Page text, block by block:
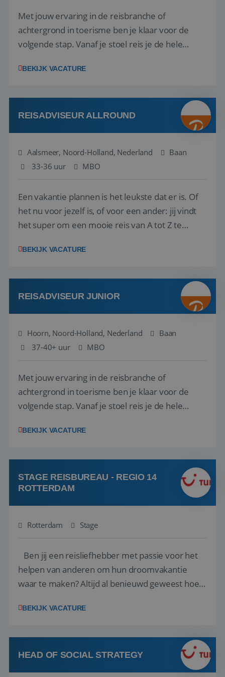
Met jouw ervaring in de reisbranche of
achtergrond in toerisme ben je klaar voor de
volgende stap. Vanaf je stoel reis je de hele
wensen van je team, je klant en wat er in de
klanten te overtuigen om die droomreis te
boeken! ...
BEKIJK VACATURE
REISADVISEUR ALLROUND
Aalsmeer, Noord-Holland, Nederland
Baan
33-36 uur
MBO
Een vakantie plannen is het leukste dat er is. Of
het nu voor jezelf is, of voor een ander: jij vindt
het super om een mooie reis van A tot Z te
vakantiegangers de meest prachtige plekjes op
werken: of het nu gaat om vragen ...
BEKIJK VACATURE
REISADVISEUR JUNIOR
Hoorn, Noord-Holland, Nederland
Baan
37-40+ uur
MBO
Met jouw ervaring in de reisbranche of
achtergrond in toerisme ben je klaar voor de
volgende stap. Vanaf je stoel reis je de hele
wensen van je team, je klant en wat er in de
klanten te overtuigen om die droomreis te
boeken! ...
BEKIJK VACATURE
STAGE REISBUREAU - REGIO 14
ROTTERDAM
Rotterdam Stage
Ben jij een reisliefhebber met passie voor het
helpen van anderen om hun droomvakantie
waar te maken? Altijd al benieuwd geweest hoe
van de grootste reisorganisaties? Dan is een
op zoek naar een enthousiaste, leergie...
BEKIJK VACATURE
HEAD OF SOCIAL STRATEGY